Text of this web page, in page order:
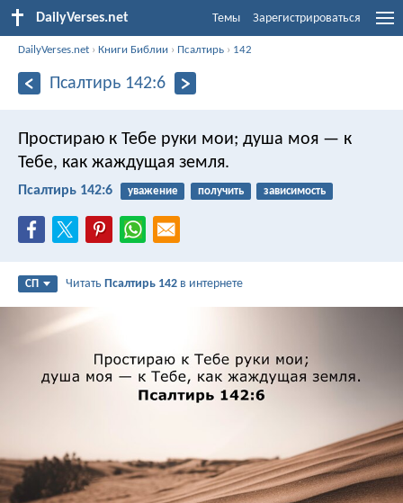
DailyVerses.net Темы Зарегистрироваться
DailyVerses.net ›Книги Библии › Псалтирь › 142
Псалтирь 142:6
Простираю к Тебе руки мои; душа моя — к
Тебе, как жаждущая земля.
Псалтирь 142:6 уважение получить зависимость
СП ЧитатьПсалтирь 142 в интернете